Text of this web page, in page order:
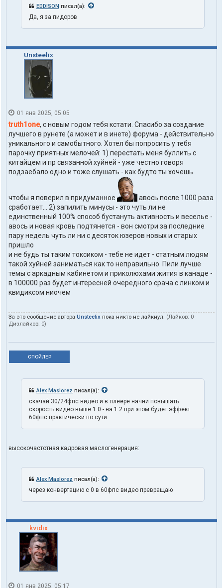
EDDISON писал(а):
Да, я за пидоров
Unsteelix
01 янв 2025, 05:05
truth1one, с новым годом тебя кстати. Спасибо за создание
лучшего в рунете (а может и в инете) форума - действительно
уникального и самобытного. Хотел бы попросить у тебя
парочку приятных мелочей: 1) перестать меня буллить с
китайцем и пр связанной хуйней - уже честно говоря
подзаебало одно и тоже слушать - как будто ты хочешь
чтобы я поверил в придуманное
авось после 1000 раза
сработает... 2) запилить минусы - это чуть ли не
единственный 100% способ бустануть активность и веселье -
авось и новая кровь подтянется - вон смотри за последние
пару недель чуть ли ни с десяток юзеров новых и старых
пришло
и не будь ты таким токсиком - тебе не идет - статным людям
такой хуйней заниматься как то неправильно. Пили лучше
темы с аркадным кабинетом и приколюхами жития в канаде -
в 100000 раз будет интересней очередного срача с линком и
квидиксом ниочем
За это сообщение автора Unsteelix пока никто не лайкнул. (Лайков: 0 ·
Дизлайков: 0)
СПОЙЛЕР
Alex Maslorez писал(а):
скачай 30/24фпс видео и в плеере начни повышать
скорость видео выше 1.0 - на 1.2 при этом будет эффект
60фпс практически по сути
высокочастотная кадровая маслогенерация:
Alex Maslorez писал(а):
через конвертацию с 0 в 60фпс видео превращаю
kvidix
01 янв 2025, 05:17